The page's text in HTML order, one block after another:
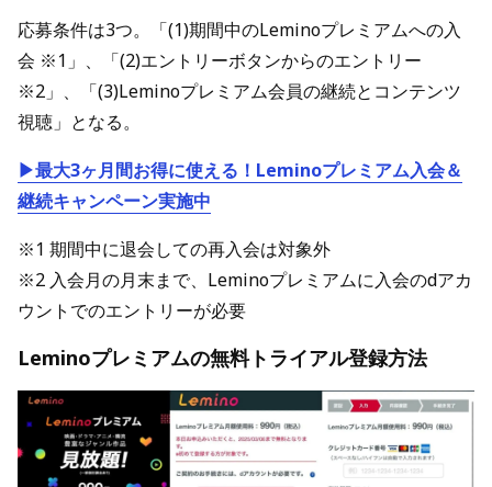
応募条件は3つ。「(1)期間中のLeminoプレミアムへの入
会 ※1」、「(2)エントリーボタンからのエントリー
※2」、「(3)Leminoプレミアム会員の継続とコンテンツ
視聴」となる。
▶最大3ヶ月間お得に使える！Leminoプレミアム入会＆
継続キャンペーン実施中
※1 期間中に退会しての再入会は対象外
※2 入会月の月末まで、Leminoプレミアムに入会のdアカ
ウントでのエントリーが必要
Leminoプレミアムの無料トライアル登録方法